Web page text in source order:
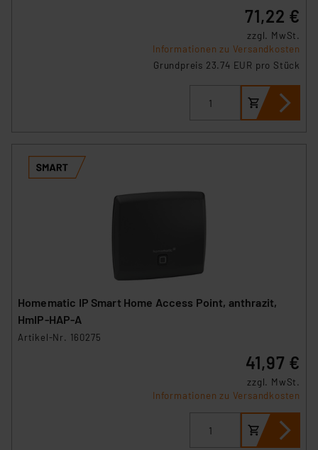
71,22 €
zzgl. MwSt.
Informationen zu Versandkosten
Grundpreis 23.74 EUR pro Stück
Homematic IP Smart Home Access Point, anthrazit,
HmIP-HAP-A
Artikel-Nr. 160275
41,97 €
zzgl. MwSt.
Informationen zu Versandkosten